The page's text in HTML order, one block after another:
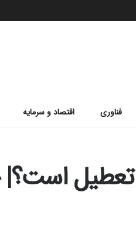
فناوری اقتصاد و سرمایه
شنبه ۱۲ اسفندماه ۱۴۰۲